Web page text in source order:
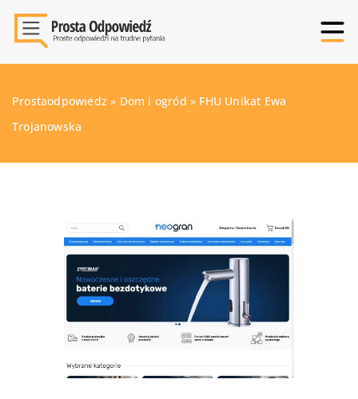
Prostaodpowiedz » Dom i ogród » FHU Unikat Ewa
Trojanowska